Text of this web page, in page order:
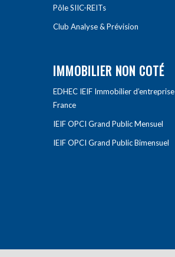
Pôle SIIC-REITs
Club Analyse & Prévision
IMMOBILIER NON COTÉ
EDHEC IEIF Immobilier d’entreprise
France
IEIF OPCI Grand Public Mensuel
IEIF OPCI Grand Public Bimensuel